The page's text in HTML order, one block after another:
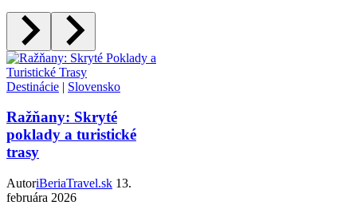
Destinácie | Slovensko
Ražňany: Skryté
poklady a turistické
trasy
AutoriBeriaTravel.sk 13.
februára 2026